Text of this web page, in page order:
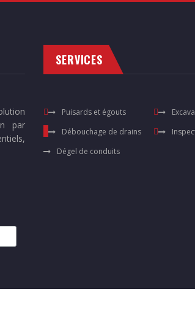
par
SERVICES
Puisards et égouts
Débouchage de drains
Dégel de conduits